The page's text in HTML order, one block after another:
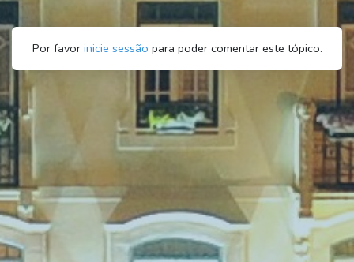
Por favor inicie sessão para poder comentar este tópico.